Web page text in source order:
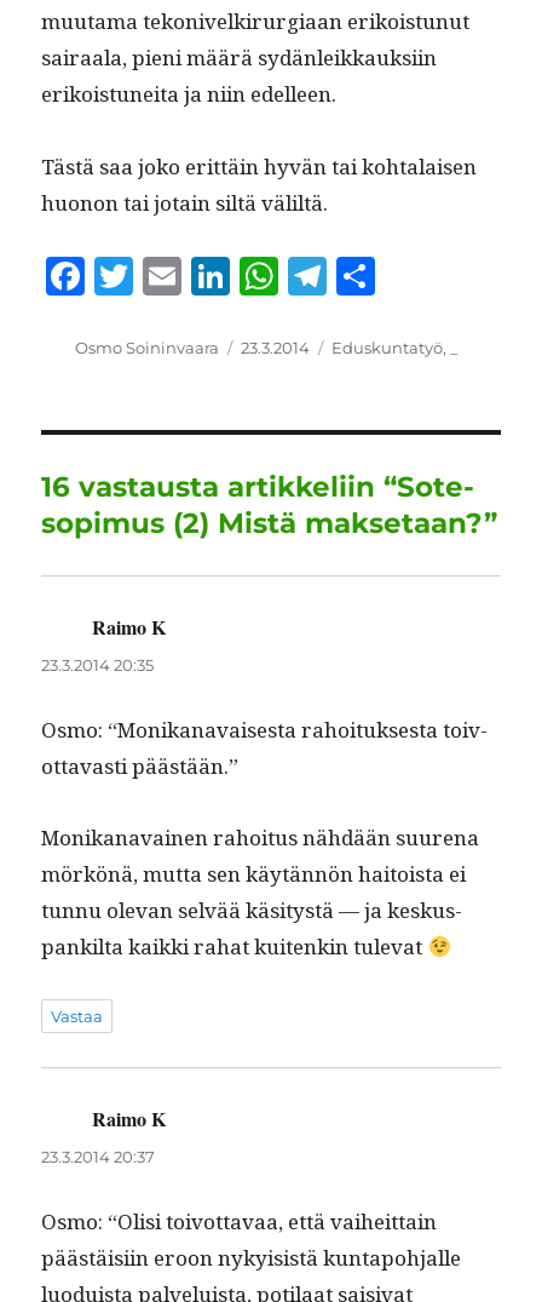
muu­ta­ma tekonivelkirur­giaan erikois­tunut
sairaala, pieni määrä sydän­leikkauk­si­in
erikois­tunei­ta ja niin edelleen.
Tästä saa joko erit­täin hyvän tai kohta­laisen
huonon tai jotain siltä väliltä.
F
c
b
o
o
k
T
it
r
E
ai
Li
k
d
I
n
W
at
A
p
p
T
e
r
a
m
a
Kirjoittaja
Osmo Soininvaara Julkaistu
23.3.2014 Kategoriat
Eduskuntatyö,
16 vastausta artikkeliin “Sote-
sopimus (2) Mistä maksetaan?”
Raimo K
23.3.2014 20:35
Osmo: “Monikanavais­es­ta rahoituk­ses­ta toiv­
ot­tavasti päästään.”
Monikanavainen rahoi­tus nähdään suure­na
mörkönä, mut­ta sen käytän­nön haitoista ei
tun­nu ole­van selvää käsi­tys­tä — ja keskus­
pankil­ta kaik­ki rahat kuitenkin tulevat
Vastaa
Raimo Ksanoo:
23.3.2014 20:37
Osmo: “Olisi toiv­ot­tavaa, että vai­heit­tain
päästäisi­in eroon nyky­i­sistä kun­tapo­h­jalle
luo­duista palveluista, poti­laat saisi­vat